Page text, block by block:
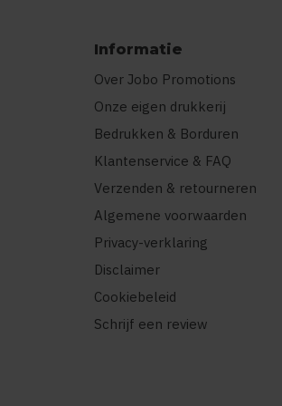
Informatie
Over Jobo Promotions
Onze eigen drukkerij
Bedrukken & Borduren
Klantenservice & FAQ
Verzenden & retourneren
Algemene voorwaarden
Privacy-verklaring
Disclaimer
Cookiebeleid
Schrijf een review